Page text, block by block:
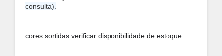
consulta).
cores sortidas verificar disponibilidade de estoque